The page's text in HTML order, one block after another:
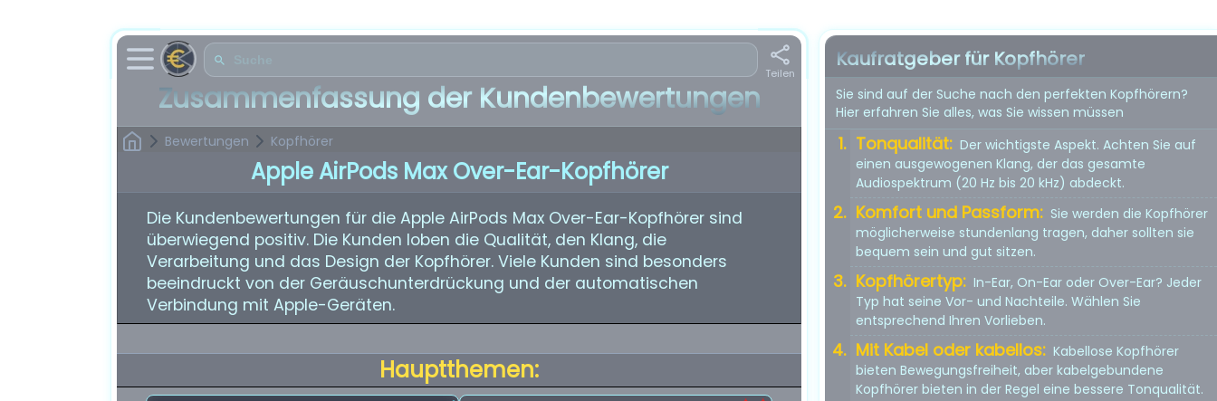
Teilen
Zusammenfassung der Kundenbewertungen
Bewertungen Kopfhörer
Apple AirPods Max Over-Ear-Kopfhörer
Die Kundenbewertungen für die Apple AirPods Max Over-Ear-Kopfhörer sind
überwiegend positiv. Die Kunden loben die Qualität, den Klang, die
Verarbeitung und das Design der Kopfhörer. Viele Kunden sind besonders
beeindruckt von der Geräuschunterdrückung und der automatischen
Verbindung mit Apple-Geräten.
Hauptthemen:
Kaufratgeber für Kopfhörer
Sie sind auf der Suche nach den perfekten Kopfhörern?
Hier erfahren Sie alles, was Sie wissen müssen
Tonqualität: Der wichtigste Aspekt. Achten Sie auf
einen ausgewogenen Klang, der das gesamte
Audiospektrum (20 Hz bis 20 kHz) abdeckt.
Komfort und Passform: Sie werden die Kopfhörer
möglicherweise stundenlang tragen, daher sollten sie
bequem sein und gut sitzen.
Kopfhörertyp: In-Ear, On-Ear oder Over-Ear? Jeder
Typ hat seine Vor- und Nachteile. Wählen Sie
entsprechend Ihren Vorlieben.
Mit Kabel oder kabellos: Kabellose Kopfhörer
bieten Bewegungsfreiheit, aber kabelgebundene
Kopfhörer bieten in der Regel eine bessere Tonqualität.